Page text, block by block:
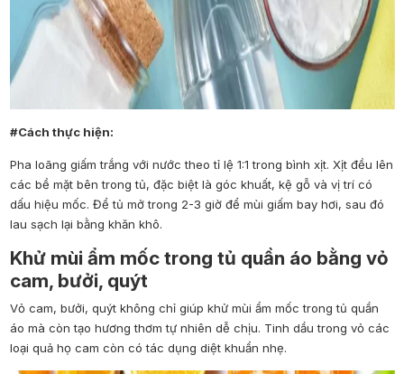
#Cách thực hiện:
Pha loãng giấm trắng với nước theo tỉ lệ 1:1 trong bình xịt. Xịt đều lên
các bề mặt bên trong tủ, đặc biệt là góc khuất, kệ gỗ và vị trí có
dấu hiệu mốc. Để tủ mở trong 2-3 giờ để mùi giấm bay hơi, sau đó
lau sạch lại bằng khăn khô.
Khử mùi ẩm mốc trong tủ quần áo bằng vỏ
cam, bưởi, quýt
Vỏ cam, bưởi, quýt không chỉ giúp khử mùi ẩm mốc trong tủ quần
áo mà còn tạo hương thơm tự nhiên dễ chịu. Tinh dầu trong vỏ các
loại quả họ cam còn có tác dụng diệt khuẩn nhẹ.